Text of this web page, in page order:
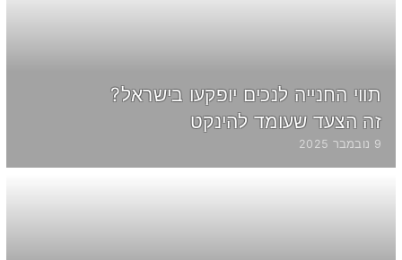
תווי החנייה לנכים יופקעו בישראל?
זה הצעד שעומד להינקט
9 נובמבר 2025